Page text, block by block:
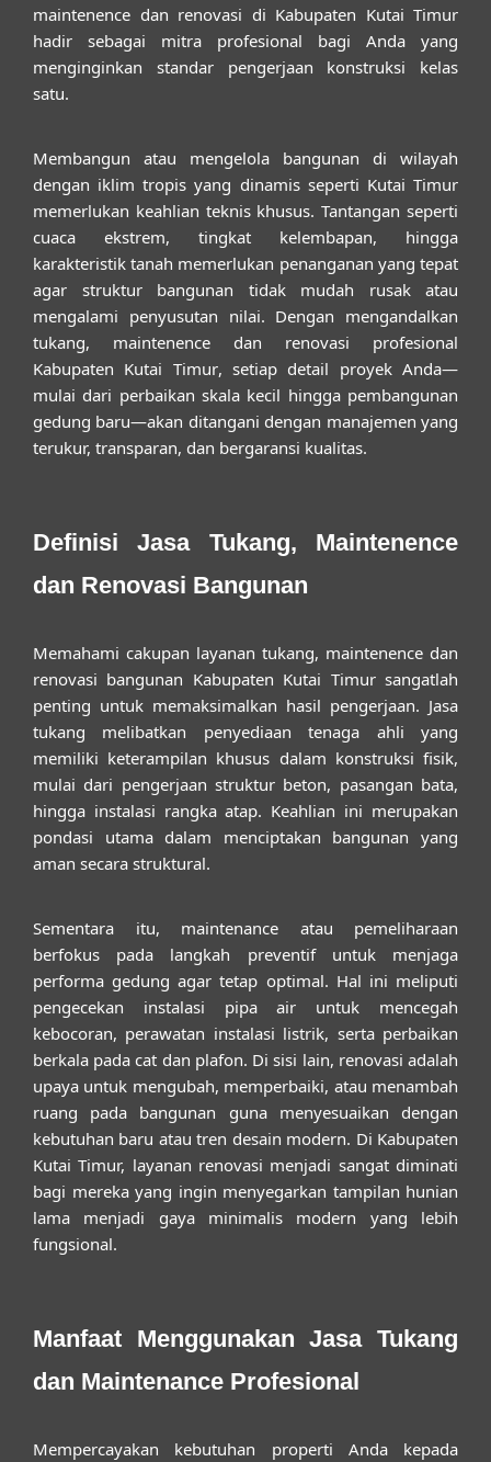
maintenence dan renovasi di Kabupaten Kutai Timur
hadir sebagai mitra profesional bagi Anda yang
menginginkan standar pengerjaan konstruksi kelas
satu.
Membangun atau mengelola bangunan di wilayah
dengan iklim tropis yang dinamis seperti Kutai Timur
memerlukan keahlian teknis khusus. Tantangan seperti
cuaca ekstrem, tingkat kelembapan, hingga
karakteristik tanah memerlukan penanganan yang tepat
agar struktur bangunan tidak mudah rusak atau
mengalami penyusutan nilai. Dengan mengandalkan
tukang, maintenence dan renovasi profesional
Kabupaten Kutai Timur, setiap detail proyek Anda—
mulai dari perbaikan skala kecil hingga pembangunan
gedung baru—akan ditangani dengan manajemen yang
terukur, transparan, dan bergaransi kualitas.
Definisi Jasa Tukang, Maintenence
dan Renovasi Bangunan
Memahami cakupan layanan tukang, maintenence dan
renovasi bangunan Kabupaten Kutai Timursangatlah
penting untuk memaksimalkan hasil pengerjaan. Jasa
tukang melibatkan penyediaan tenaga ahli yang
memiliki keterampilan khusus dalam konstruksi fisik,
mulai dari pengerjaan struktur beton, pasangan bata,
hingga instalasi rangka atap. Keahlian ini merupakan
pondasi utama dalam menciptakan bangunan yang
aman secara struktural.
Sementara itu, maintenance atau pemeliharaan
berfokus pada langkah preventif untuk menjaga
performa gedung agar tetap optimal. Hal ini meliputi
pengecekan instalasi pipa air untuk mencegah
kebocoran, perawatan instalasi listrik, serta perbaikan
berkala pada cat dan plafon. Di sisi lain, renovasi adalah
upaya untuk mengubah, memperbaiki, atau menambah
ruang pada bangunan guna menyesuaikan dengan
kebutuhan baru atau tren desain modern. Di Kabupaten
Kutai Timur, layanan renovasi menjadi sangat diminati
bagi mereka yang ingin menyegarkan tampilan hunian
lama menjadi gaya minimalis modern yang lebih
fungsional.
Manfaat Menggunakan Jasa Tukang
dan Maintenance Profesional
Mempercayakan kebutuhan properti Anda kepada